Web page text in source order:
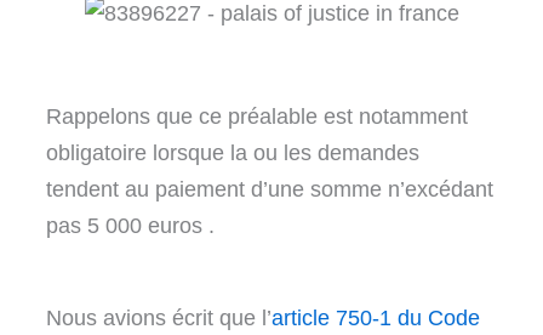
Rappelons que ce préalable est notamment
obligatoire lorsque la ou les demandes
tendent au paiement d’une somme n’excédant
pas 5 000 euros .
Nous avions écrit que l’article 750-1 du Code